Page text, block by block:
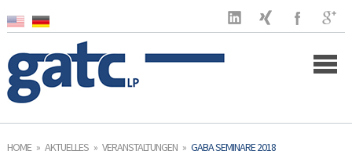
HOME » AKTUELLES » VERANSTALTUNGEN » GABA SEMINARE 2018